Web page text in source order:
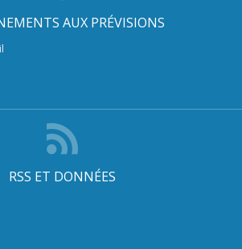
AUX PRÉVISIONS
RSS ET DONNÉES